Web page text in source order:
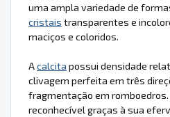
uma ampla variedade de
cristais transparentes e
maciços e coloridos.
Acalcita possui densidade
clivagem perfeita em três
fragmentação em romboedros.
reconhecível graças à sua